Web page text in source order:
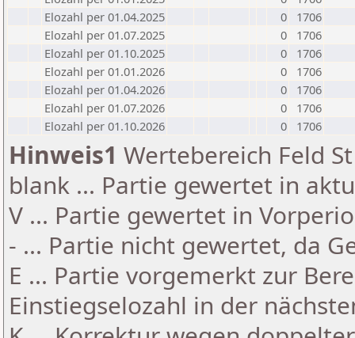
Elozahl per 01.04.2025
0
1706
Elozahl per 01.07.2025
0
1706
Elozahl per 01.10.2025
0
1706
Elozahl per 01.01.2026
0
1706
Elozahl per 01.04.2026
0
1706
Elozahl per 01.07.2026
0
1706
Elozahl per 01.10.2026
0 1706
Hinweis1 Wertebereich Feld
blank ... Partie gewertet in
V ... Partie gewertet in
- ... Partie nicht gewertet, da
E ... Partie vorgemerkt zur
Einstiegselozahl in der